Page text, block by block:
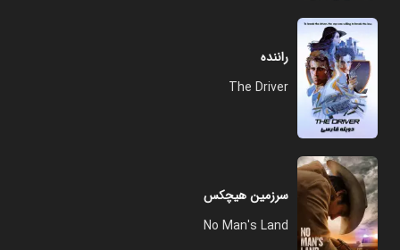
راننده
The Driver
سرزمین هیچکس
No Man's Land